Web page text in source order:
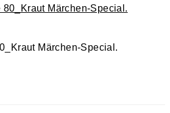
Märchen-Special.